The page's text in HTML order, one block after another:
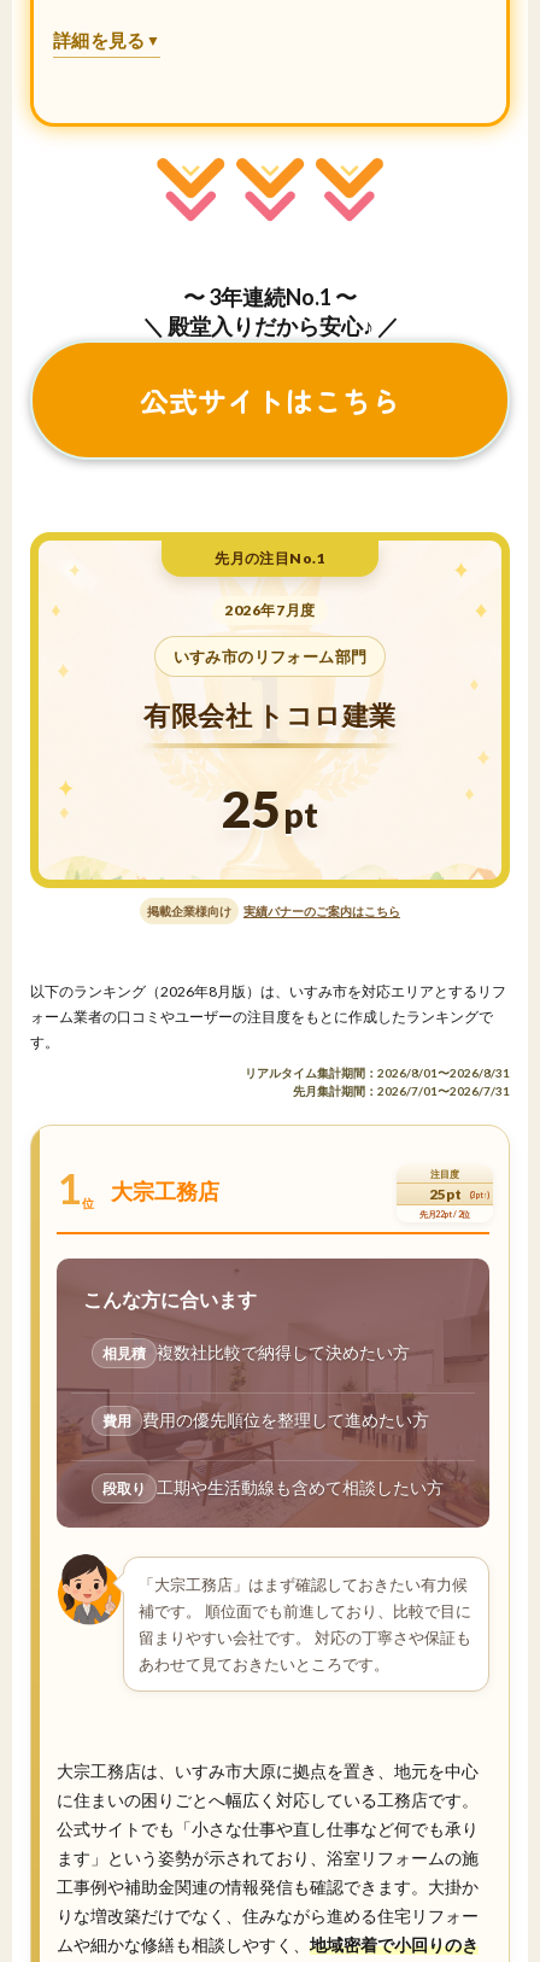
詳細を見る ▼
〜 3年連続No.1 〜
＼ 殿堂入りだから安心♪ ／
公式サイトはこちら
先月の注目No.1
2026年7月度
いすみ市のリフォーム部門
有限会社 トコロ建業
25pt
掲載企業様向け 実績バナーのご案内はこちら
以下のランキング（2026年8月版）は、いすみ市を対応エリアとするリフ
ォーム業者の口コミやユーザーの注目度をもとに作成したランキングで
す。
リアルタイム集計期間：2026/8/01〜2026/8/31
先月集計期間：2026/7/01〜2026/7/31
1位 大宗工務店
注目度
25pt (3pt↑)
先月22pt / 2位
こんな方に合います
相見積 複数社比較で納得して決めたい方
費用 費用の優先順位を整理して進めたい方
段取り 工期や生活動線も含めて相談したい方
「大宗工務店」はまず確認しておきたい有力候
補です。 順位面でも前進しており、比較で目に
留まりやすい会社です。 対応の丁寧さや保証も
あわせて見ておきたいところです。
大宗工務店は、いすみ市大原に拠点を置き、地元を中心
に住まいの困りごとへ幅広く対応している工務店です。
公式サイトでも「小さな仕事や直し仕事など何でも承り
ます」という姿勢が示されており、浴室リフォームの施
工事例や補助金関連の情報発信も確認できます。大掛か
りな増改築だけでなく、住みながら進める住宅リフォー
ムや細かな修繕も相談しやすく、 地域密着で小回りのき